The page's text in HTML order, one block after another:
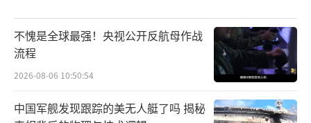
不愧是全球最强！央视公开反航母作战
流程
2026-08-06 10:50:54
中国军舰发现跟踪的美无人艇了吗 揭秘